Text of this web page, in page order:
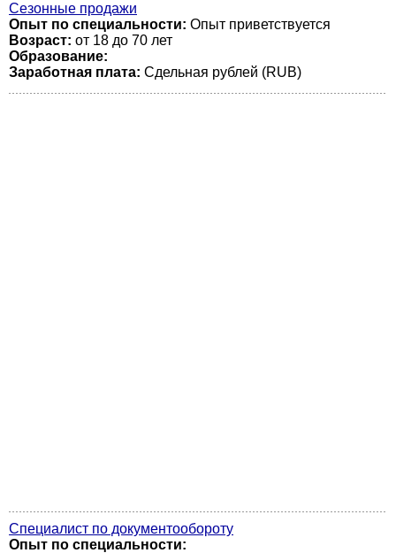
Сезонные продажи
Опыт по специальности: Опыт приветствуется
Возраст: от 18 до 70 лет
Образование:
Заработная плата: Сдельная рублей (RUB)
Специалист по документообороту
Опыт по специальности: